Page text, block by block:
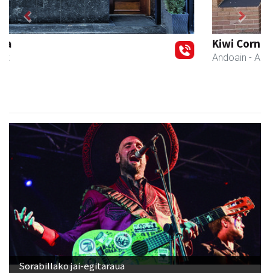
Kiwi Corner English
Andoain
Previous Next
Sorabillako jai-egitaraua